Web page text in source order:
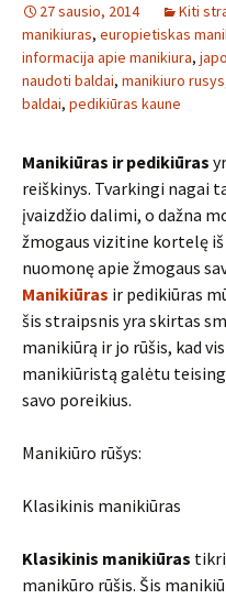
27 sausio, 2014 Kiti
manikiuras, europietiskas
informacija apie manikiura,
naudoti baldai, manikiuro rusys
baldai, pedikiūras kaune
Manikiūras ir pedikiūras
reiškinys. Tvarkingi nagai
įvaizdžio dalimi, o dažna
žmogaus vizitine kortelę
nuomonę apie žmogaus
Manikiūras ir pedikiūras
šis straipsnis yra skirtas
manikiūrą ir jo rūšis, kad
manikiūristą galėtu
savo poreikius.
Manikiūro rūšys:
Klasikinis manikiūras
Klasikinis manikiūras
manikūro rūšis. Šis